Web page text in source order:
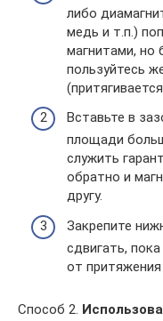
либо
медь и т.п.)
магнитами, но
пользуйтесь
Вставьте в
площади
служить
обратно и
другу.
Закрепите
сдвигать,
от притяжения
Способ 2.